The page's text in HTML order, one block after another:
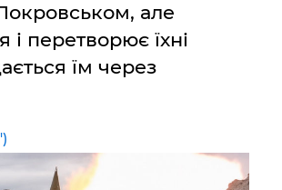
але
перетворює їхні
їм через